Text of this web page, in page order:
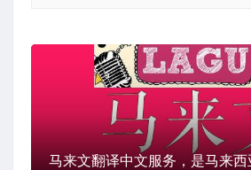
马来文翻译中文服务，是马来